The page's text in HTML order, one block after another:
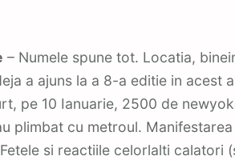
– Numele spune tot. Locatia,
a ajuns la a 8-a editie in acest
pe 10 Ianuarie, 2500 de
plimbat cu metroul.
si reactiile celorlalti calatori